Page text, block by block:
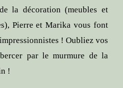
la décoration (meubles et
Pierre et Marika vous font
! Oubliez vos
par le murmure de la
!